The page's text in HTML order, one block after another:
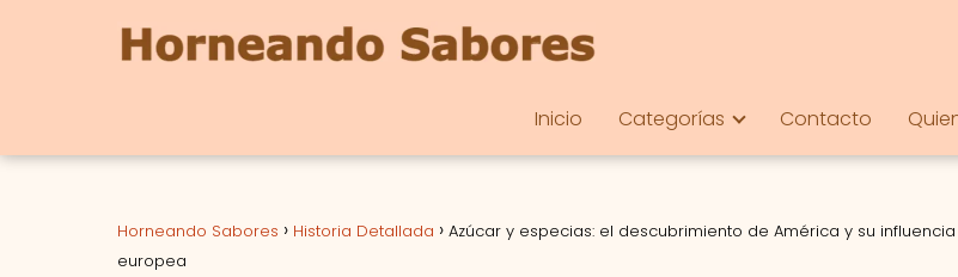
Inicio Categorías Contacto
Horneando Sabores Historia Detallada
Azúcar y especias: el descubrimiento de América y su
europea